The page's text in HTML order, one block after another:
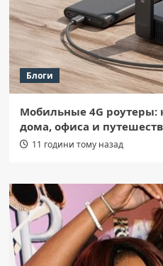
Блоги
Мобильные 4G роутеры:
дома, офиса и
11 години тому назад